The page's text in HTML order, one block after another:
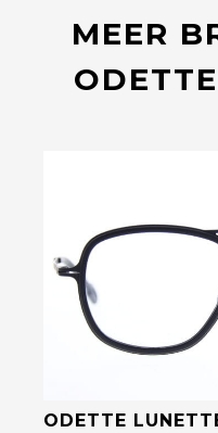
MEER
ODETTE